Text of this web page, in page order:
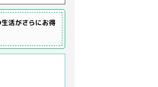
活がさらにお得